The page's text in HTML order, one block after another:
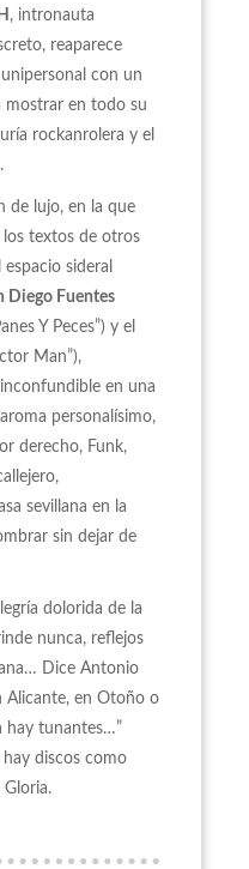
, intronauta
reaparece
con un
mostrar en todo su
rockanrolera y el
de lujo, en la que
textos de otros
sideral
Diego Fuentes
Y Peces”) y el
Man”),
en una
personalísimo,
derecho, Funk,
sevillana en la
sin dejar de
dolorida de la
nunca, reflejos
Dice Antonio
Alicante, en Otoño o
hay tunantes…”
discos como